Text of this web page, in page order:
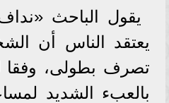
يقول الباحث
يعتقد الناس أن
تصرف بطولى، وفقا
بالعبء الشديد